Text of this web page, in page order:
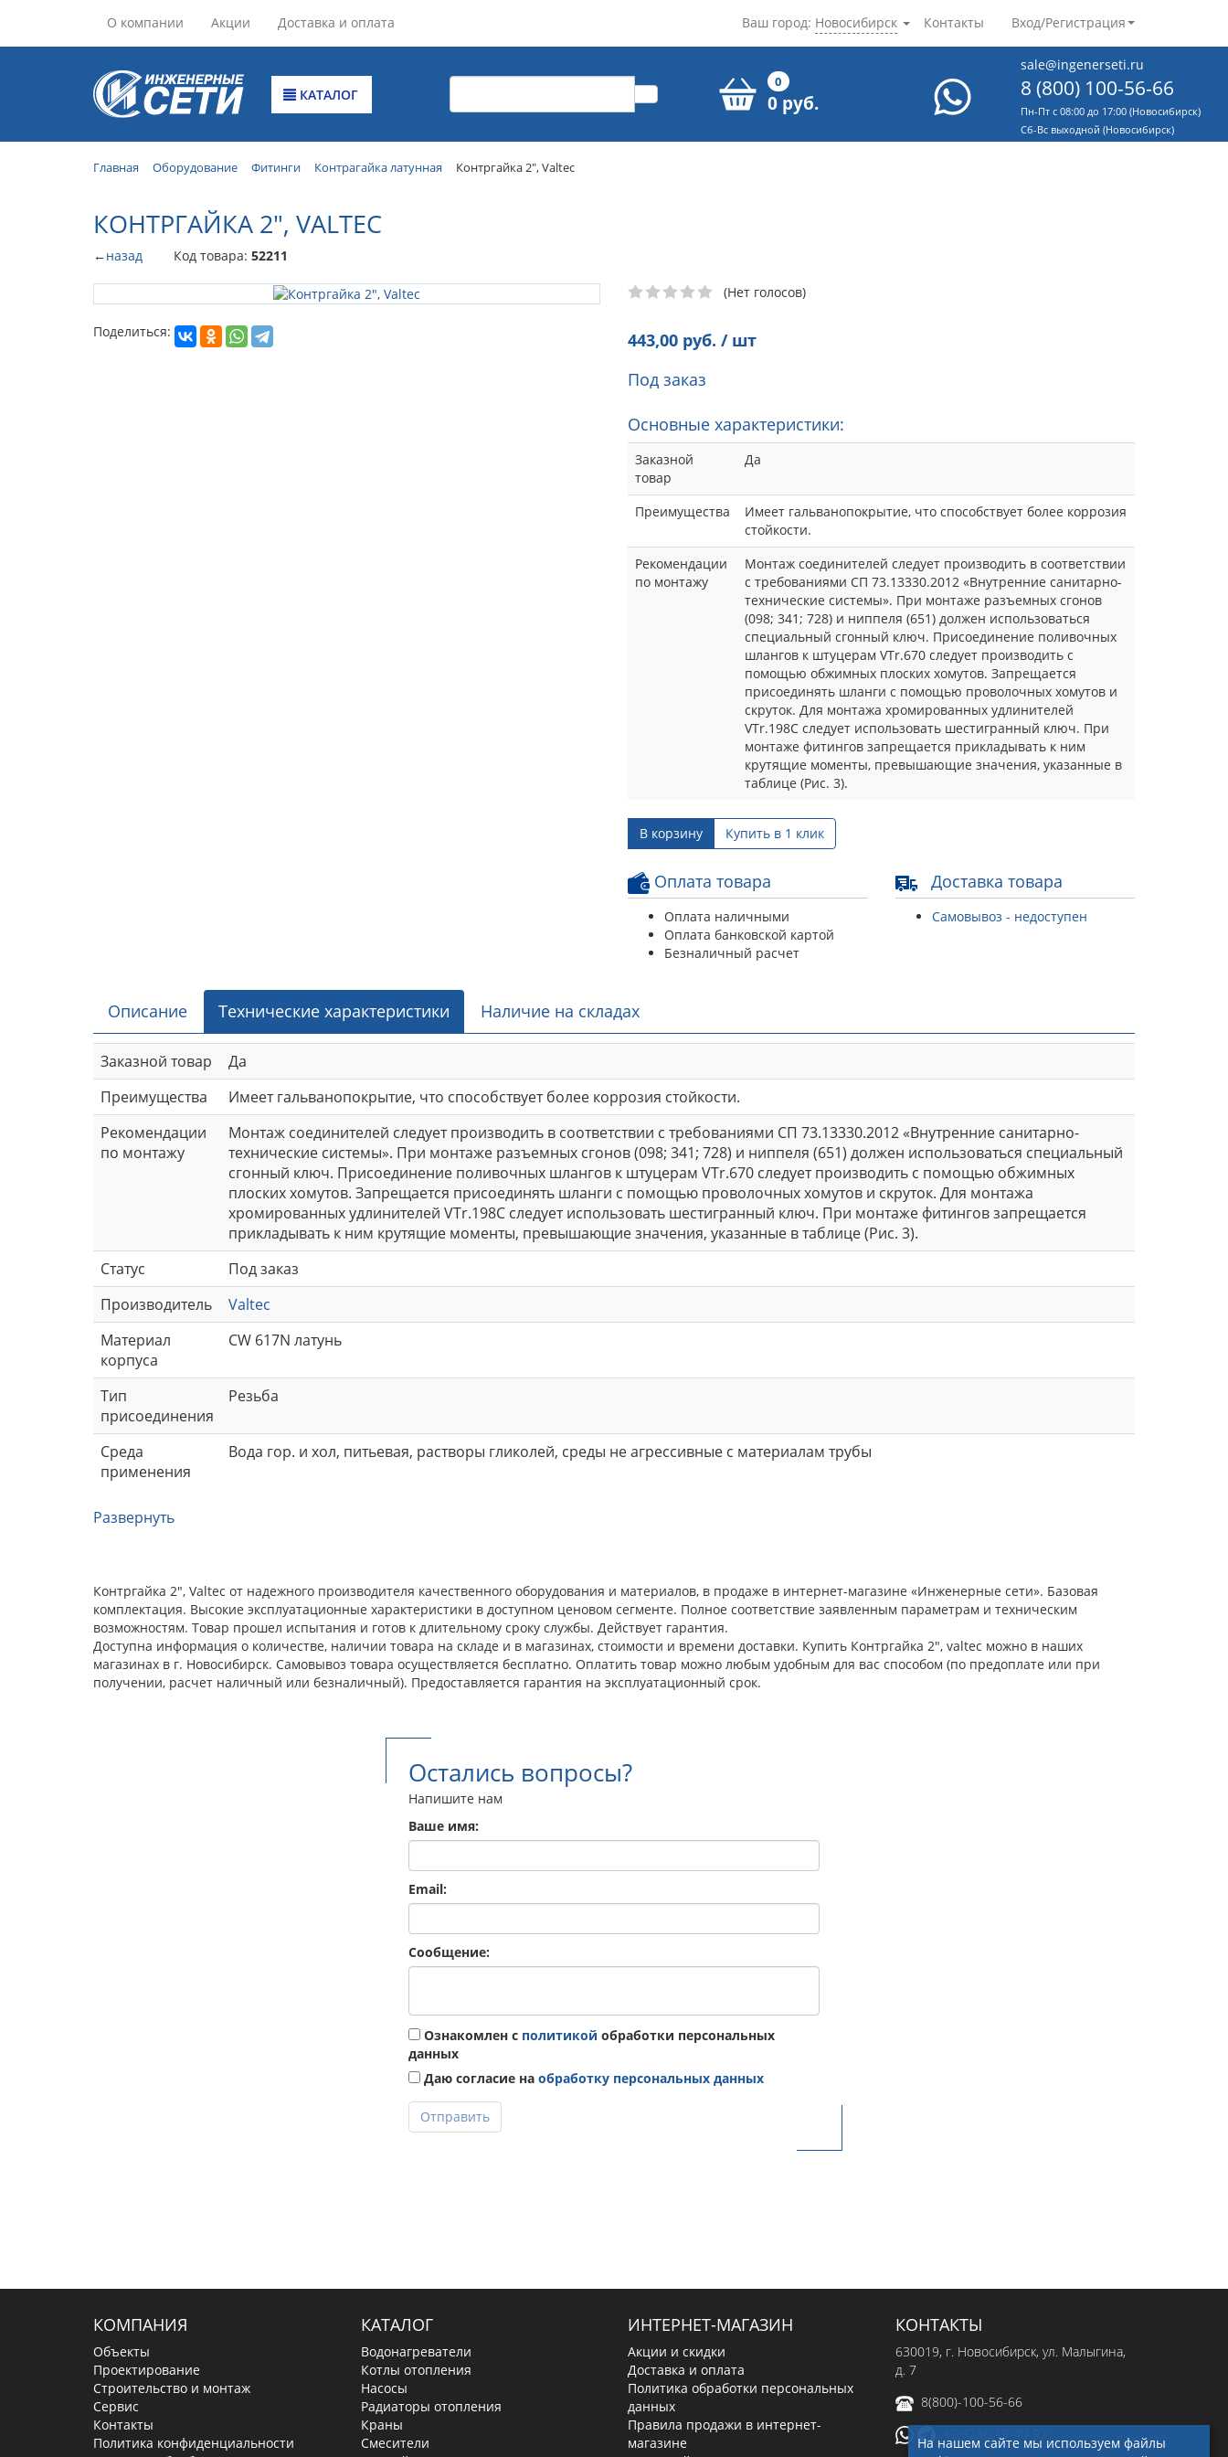
О компании Акции Доставка и оплата Контакты Вход/Регистрация
Ваш город: Новосибирск
КАТАЛОГ
0
0 руб.
sale@ingenerseti.ru
8 (800) 100-56-66
Пн-Пт с 08:00 до 17:00 (Новосибирск)
Cб-Вс выходной (Новосибирск)
Главная Оборудование Фитинги Контрагайка латунная Контргайка 2", Valtec
КОНТРГАЙКА 2", VALTEC
←назад Код товара: 52211
Поделиться:
(Нет голосов)
443,00 руб. / шт
Под заказ
Основные характеристики:
Заказной
товар
Да
Преимущества
Имеет гальванопокрытие, что способствует более коррозия
стойкости.
Рекомендации
по монтажу
Монтаж соединителей следует производить в соответствии
с требованиями СП 73.13330.2012 «Внутренние санитарно-
технические системы». При монтаже разъемных сгонов
(098; 341; 728) и ниппеля (651) должен использоваться
специальный сгонный ключ. Присоединение поливочных
шлангов к штуцерам VTr.670 следует производить с
помощью обжимных плоских хомутов. Запрещается
присоединять шланги с помощью проволочных хомутов и
скруток. Для монтажа хромированных удлинителей
VTr.198C следует использовать шестигранный ключ. При
монтаже фитингов запрещается прикладывать к ним
крутящие моменты, превышающие значения, указанные в
таблице (Рис. 3).
В корзину Купить в 1 клик
Оплата товара
Оплата наличными
Оплата банковской картой
Безналичный расчет
Доставка товара
Самовывоз - недоступен
Описание Технические характеристики Наличие на складах
Заказной товар
Да
Преимущества
Имеет гальванопокрытие, что способствует более коррозия стойкости.
Рекомендации
по монтажу
Монтаж соединителей следует производить в соответствии с требованиями СП 73.13330.2012 «Внутренние санитарно-
технические системы». При монтаже разъемных сгонов (098; 341; 728) и ниппеля (651) должен использоваться специальный
сгонный ключ. Присоединение поливочных шлангов к штуцерам VTr.670 следует производить с помощью обжимных
плоских хомутов. Запрещается присоединять шланги с помощью проволочных хомутов и скруток. Для монтажа
хромированных удлинителей VTr.198C следует использовать шестигранный ключ. При монтаже фитингов запрещается
прикладывать к ним крутящие моменты, превышающие значения, указанные в таблице (Рис. 3).
Статус
Под заказ
Производитель
Valtec
Материал
корпуса
CW 617N латунь
Тип
присоединения
Резьба
Среда
применения
Вода гор. и хол, питьевая, растворы гликолей, среды не агрессивные с материалам трубы
Развернуть
Контргайка 2", Valtec от надежного производителя качественного оборудования и материалов, в продаже в интернет-магазине «Инженерные сети». Базовая
комплектация. Высокие эксплуатационные характеристики в доступном ценовом сегменте. Полное соответствие заявленным параметрам и техническим
возможностям. Товар прошел испытания и готов к длительному сроку службы. Действует гарантия.
Доступна информация о количестве, наличии товара на складе и в магазинах, стоимости и времени доставки. Купить Контргайка 2", valtec можно в наших
магазинах в г. Новосибирск. Самовывоз товара осуществляется бесплатно. Оплатить товар можно любым удобным для вас способом (по предоплате или при
получении, расчет наличный или безналичный). Предоставляется гарантия на эксплуатационный срок.
Остались вопросы?
Напишите нам
Ваше имя:
Email:
Сообщение:
Ознакомлен с политикой обработки персональных
данных
Даю согласие на обработку персональных данных
Отправить
КОМПАНИЯ
Объекты
Проектирование
Строительство и монтаж
Сервис
Контакты
Политика конфиденциальности
КАТАЛОГ
Водонагреватели
Котлы отопления
Насосы
Радиаторы отопления
Краны
Смесители
ИНТЕРНЕТ-МАГАЗИН
Акции и скидки
Доставка и оплата
Политика обработки персональных
данных
Правила продажи в интернет-
магазине
КОНТАКТЫ
630019, г. Новосибирск, ул. Малыгина,
д. 7
8(800)-100-56-66
На нашем сайте мы используем файлы